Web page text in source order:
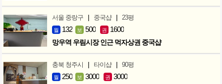
서울 중랑구 | 중국샵 | 23평
월 132 보 500 권 1600
망우역 우림시장 인근 먹자상권 중국샵
충북 청주시 | 타이샵 | 90평
월 250 보 3000 권 3000